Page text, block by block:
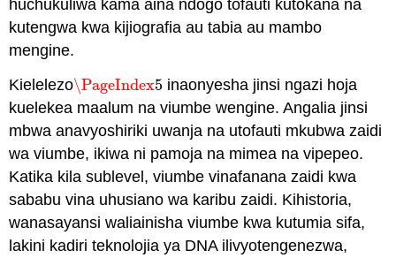
huchukuliwa kama aina ndogo tofauti kutokana na
kutengwa kwa kijiografia au tabia au mambo
mengine.
Kielelezo\PageIndex5
\PageIndex5 inaonyesha jinsi ngazi hoja
kuelekea maalum na viumbe wengine. Angalia jinsi
mbwa anavyoshiriki uwanja na utofauti mkubwa zaidi
wa viumbe, ikiwa ni pamoja na mimea na vipepeo.
Katika kila sublevel, viumbe vinafanana zaidi kwa
sababu vina uhusiano wa karibu zaidi. Kihistoria,
wanasayansi waliainisha viumbe kwa kutumia sifa,
lakini kadiri teknolojia ya DNA ilivyotengenezwa,